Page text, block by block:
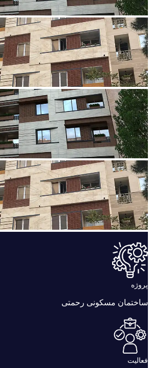
پروژه
ساختمان مسکونی رحمتی
فعالیت